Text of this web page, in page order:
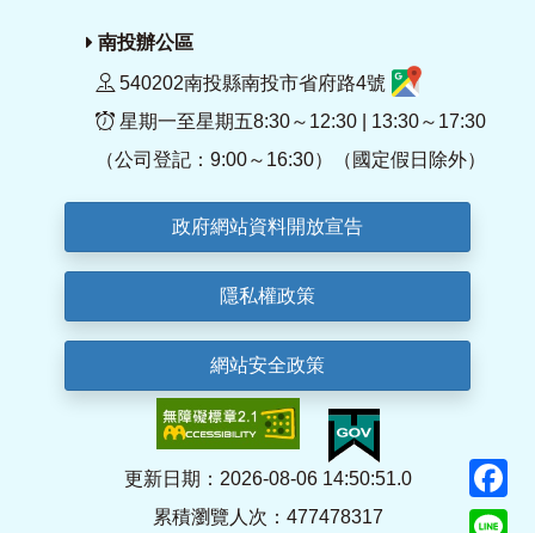
南投辦公區
540202南投縣南投市省府路4號
星期一至星期五8:30～12:30 | 13:30～17:30
（公司登記：9:00～16:30）（國定假日除外）
政府網站資料開放宣告
隱私權政策
網站安全政策
更新日期：2026-08-06 14:50:51.0
累積瀏覽人次：477478317